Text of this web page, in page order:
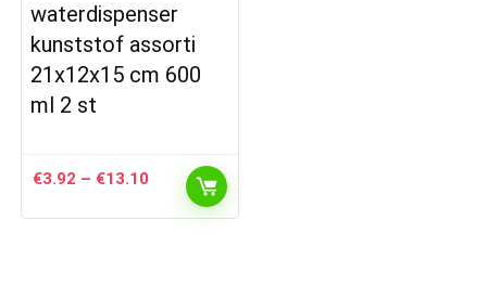
waterdispenser
kunststof assorti
21x12x15 cm 600
ml 2 st
€3.92 – €13.10 Prijsklasse:
€3.92
tot